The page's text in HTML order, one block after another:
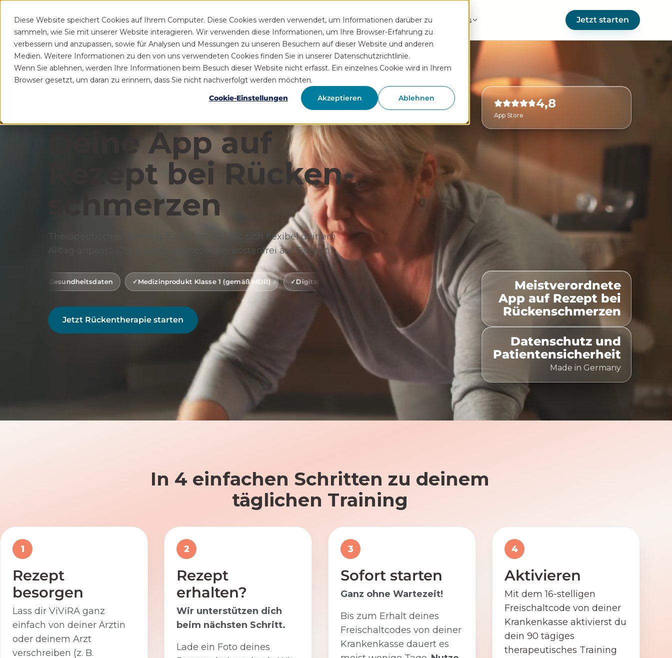
Diese Website speichert Cookies auf Ihrem Computer. Diese Cookies werden verwendet, um Informationen darüber zu
sammeln, wie Sie mit unserer Website interagieren. Wir verwenden diese Informationen, um Ihre Browser-Erfahrung zu
verbessern und anzupassen, sowie für Analysen und Messungen zu unseren Besuchern auf dieser Website und anderen
Medien. Weitere Informationen zu den von uns verwendeten Cookies finden Sie in unserer Datenschutzrichtlinie.
Wenn Sie ablehnen, werden Ihre Informationen beim Besuch dieser Website nicht erfasst. Ein einzelnes Cookie wird in Ihrem
Browser gesetzt, um daran zu erinnern, dass Sie nicht nachverfolgt werden möchten.
Cookie-Einstellungen
Akzeptieren Ablehnen
Patient Praxis Funktionen Rezeptservice Wissen Hilfe Über uns Jetzt starten
4,8
App Store
Meistverordnete
App auf Rezept bei
Rückenschmerzen
Datenschutz und
Patientensicherheit
Made in Germany
Deine App auf
Rezept bei Rücken­
schmerzen
Therapeutisches Training für zu Hause, das sich flexibel deinem
Alltag anpasst. Ohne lange Wartezeiten, kostenfrei auf Rezept.
Medizinprodukt Klasse 1 (gemäß MDR) Digitale Gesundheitsanwendung (DiGA) 100% Kostenübernahme Zeitlich flexibel nutzbar
Jetzt Rückentherapie starten
In 4 einfachen Schritten zu deinem
täglichen Training
1
Rezept
besorgen
Lass dir ViViRA ganz
einfach von deiner Ärztin
oder deinem Arzt
verschreiben (z. B.
2
Rezept
erhalten?
Wir unterstützen dich
beim nächsten Schritt.
Lade ein Foto deines
3
Sofort starten
Ganz ohne Wartezeit!
Bis zum Erhalt deines
Freischaltcodes von deiner
Krankenkasse dauert es
4
Aktivieren
Mit dem 16-stelligen
Freischaltcode von deiner
Krankenkasse aktivierst du
dein 90 tägiges
therapeutisches Training